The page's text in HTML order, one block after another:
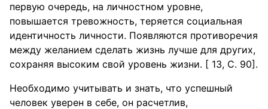
первую очередь, на личностном уровне,
повышается тревожность, теряется социальная
идентичность личности. Появляются противоречия
между желанием сделать жизнь лучше для других,
сохраняя высоким свой уровень жизни. [ 13, С. 90].
Необходимо учитывать и знать, что успешный
человек уверен в себе, он расчетлив,